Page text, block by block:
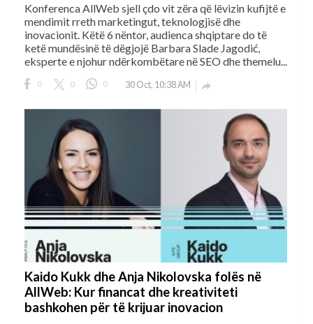
Konferenca AllWeb sjell çdo vit zëra që lëvizin kufijtë e
mendimit rreth marketingut, teknologjisë dhe
inovacionit. Këtë 6 nëntor, audienca shqiptare do të
ketë mundësinë të dëgjojë Barbara Slade Jagodić,
eksperte e njohur ndërkombëtare në SEO dhe themelu...
0 0 0 30 Oct, 10:38 AM 
Kaido Kukk dhe Anja Nikolovska folës në
AllWeb: Kur financat dhe kreativiteti
bashkohen për të krijuar inovacion